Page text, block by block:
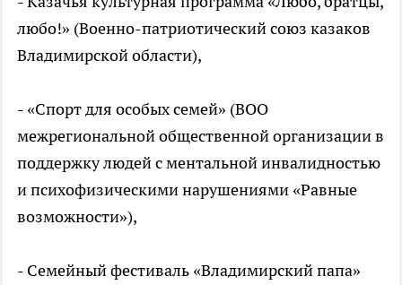
любо!» (Военно-патриотический союз казаков
Владимирской области),
- «Спорт для особых семей» (ВОО
межрегиональной общественной организации в
поддержку людей с ментальной инвалидностью
и психофизическими нарушениями «Равные
возможности»),
- Семейный фестиваль «Владимирский папа»